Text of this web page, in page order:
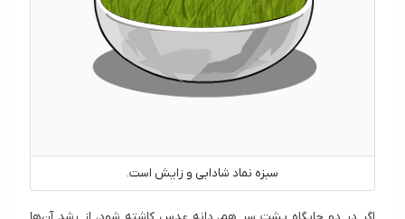
سبزه نماد شادابی و زایش است.